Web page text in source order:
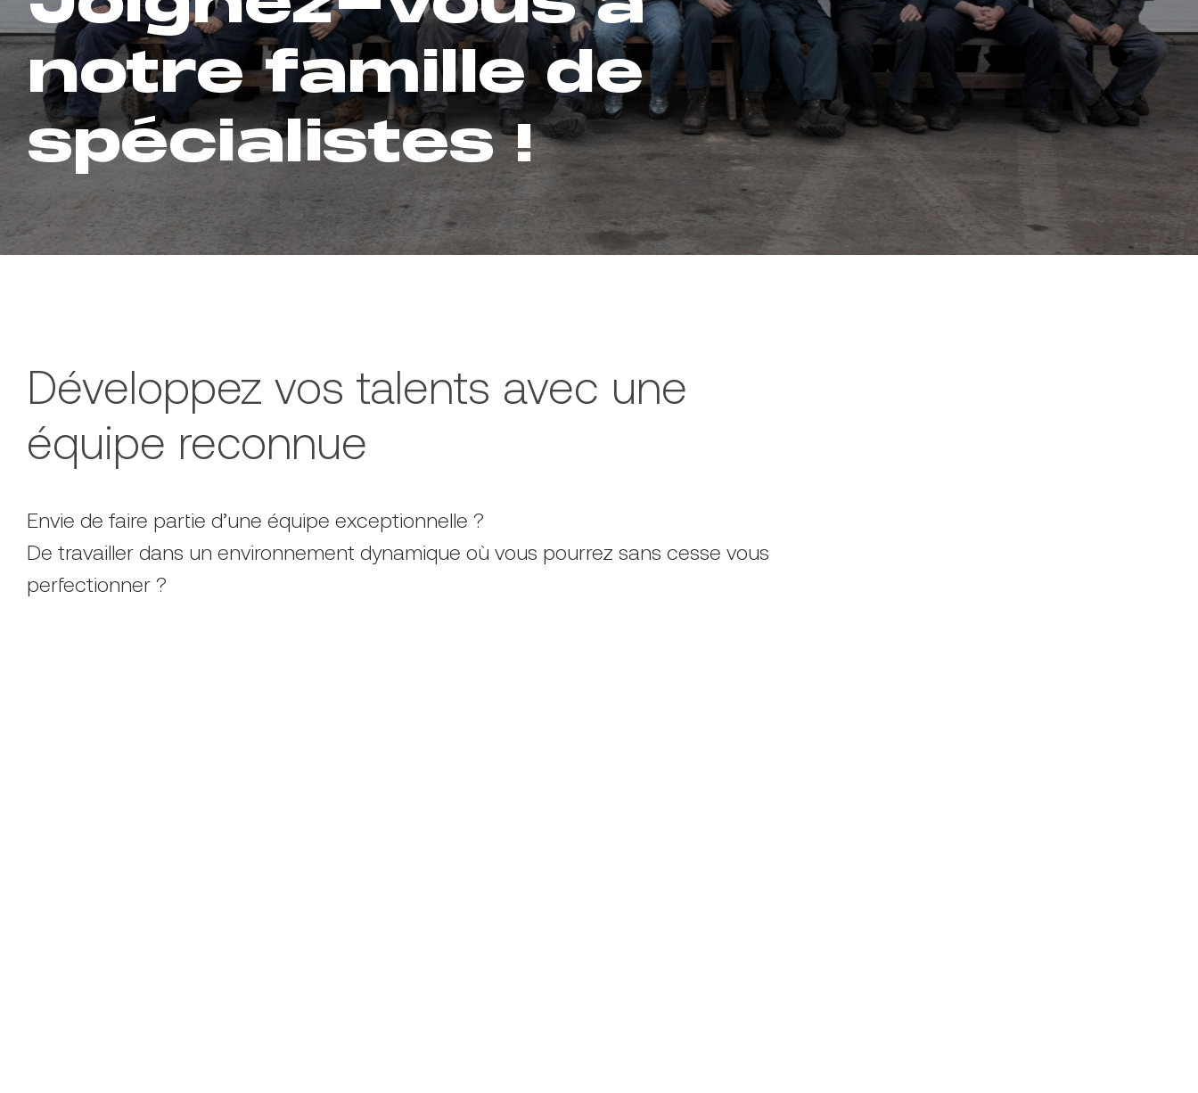
notre famille de
spécialistes !
Développez vos talents avec une
équipe reconnue
Envie de faire partie d’une équipe exceptionnelle ?
De travailler dans un environnement dynamique où vous pourrez sans cesse vous
perfectionner ?